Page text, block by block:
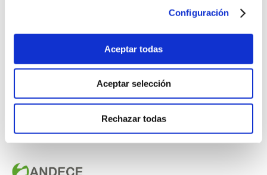
Configuración
Aceptar todas
Aceptar selección
Rechazar todas
Majadahonda. En el centro, pudieron comprobar
mayor nivel de actividad de toda Europa en su
especialidad. El Grupo de Rehabilitación de la Fauna
Autóctona y su Hábitat atiende cada año a cerca de
7.000 animales, muchos de ellos, sobre todo aves,